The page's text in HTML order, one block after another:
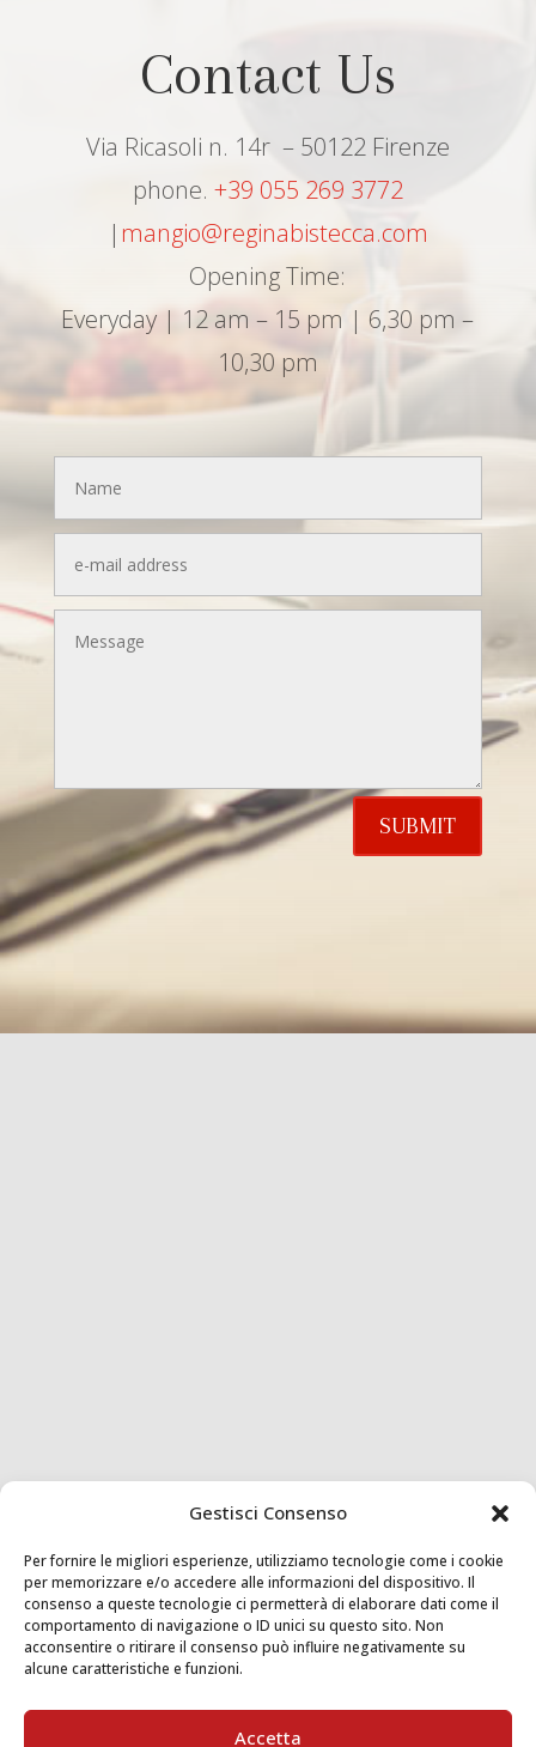
Gestisci Consenso
Per fornire le migliori esperienze, utilizziamo tecnologie come i cookie
per memorizzare e/o accedere alle informazioni del dispositivo. Il
consenso a queste tecnologie ci permetterà di elaborare dati come il
comportamento di navigazione o ID unici su questo sito. Non
acconsentire o ritirare il consenso può influire negativamente su
alcune caratteristiche e funzioni.
Accetta
Contact Us
Via Ricasoli n. 14r – 50122 Firenze
phone. +39 055 269 3772
| mangio@reginabistecca.com
Opening Time:
Everyday | 12 am – 15 pm | 6,30 pm –
10,30 pm
SUBMIT